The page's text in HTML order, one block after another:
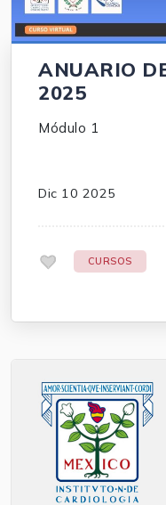
ANUARIO
2025
Módulo 1
Dic 10 2025
CURSOS